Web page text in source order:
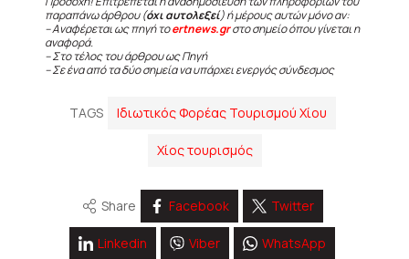
παραπάνω άρθρου (όχι αυτολεξεί) ή μέρους αυτών μόνο αν:
– Αναφέρεται ως πηγή τοertnews.grστο σημείο όπου γίνεται η
αναφορά.
– Στο τέλος του άρθρου ως Πηγή
– Σε ένα από τα δύο σημεία να υπάρχει ενεργός σύνδεσμος
TAGS Ιδιωτικός Φορέας Τουρισμού Χίου
Χίος τουρισμός
Share Facebook Twitter
Linkedin Viber WhatsApp